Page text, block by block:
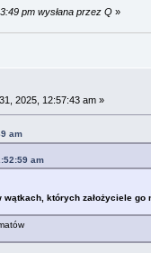
pm wysłana przez Q»
2025, 12:57:43 am »
am
am
wątkach, których założyciele go